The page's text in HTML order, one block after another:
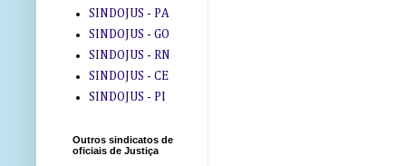
SINDOJUS - PA
SINDOJUS - GO
SINDOJUS - RN
SINDOJUS - CE
SINDOJUS - PI
Outros sindicatos de
oficiais de Justiça